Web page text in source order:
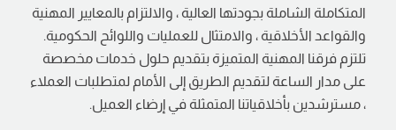
المتكاملة الشاملة بجودتها العالية ، والالتزام بالمعايير المهنية
والقواعد الأخلاقية ، والامتثال للعمليات واللوائح الحكومية.
تلتزم فرقنا المهنية المتميزة بتقديم حلول خدمات مخصصة
على مدار الساعة لتقديم الطريق إلى الأمام لمتطلبات العملاء
، مسترشدين بأخلاقياتنا المتمثلة في إرضاء العميل.